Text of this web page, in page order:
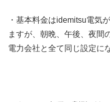
・基本料金はidemitsu電気
ますが、朝晩、午後、夜間
電力会社と全て同じ設定に